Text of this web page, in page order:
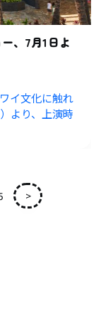
、7月1日よ
イ文化に触れ
より、上演時
>